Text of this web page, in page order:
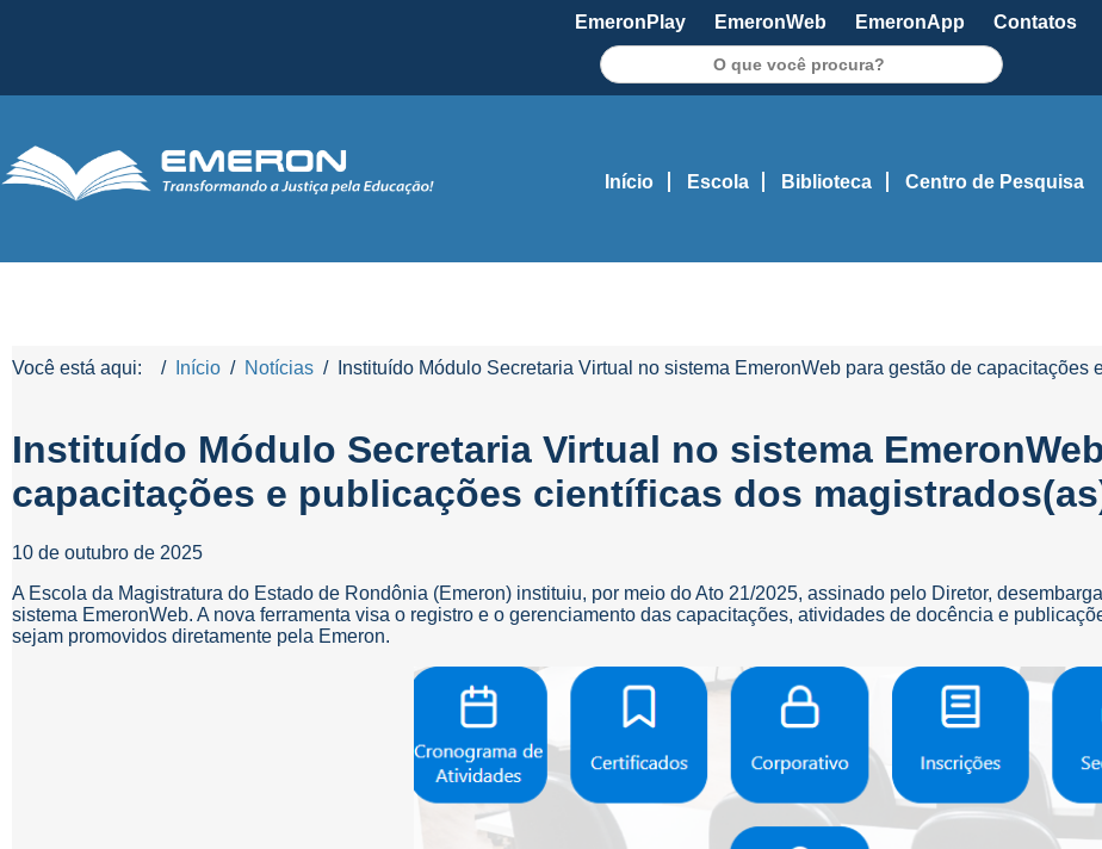
EmeronPlay EmeronWeb EmeronApp Contatos
Início Escola Biblioteca Centro de Pesquisa
Você está aqui: Início Notícias Instituído Módulo Secretaria Virtual no sistema EmeronWeb para gestão de
Instituído Módulo Secretaria Virtual no sistema
capacitações e publicações científicas dos
10 de outubro de 2025
A Escola da Magistratura do Estado de Rondônia (Emeron) instituiu, por meio do Ato 21/2025, assinado pelo Diretor,
sistema EmeronWeb. A nova ferramenta visa o registro e o gerenciamento das capacitações, atividades de docência e
sejam promovidos diretamente pela Emeron.